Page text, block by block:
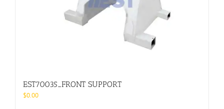
EST70035_FRONT SUPPORT
$0.00